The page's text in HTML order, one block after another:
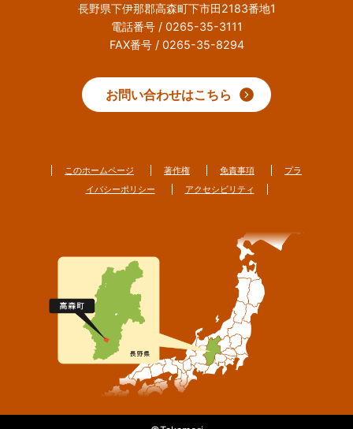
長野県下伊那郡高森町下市田2183番地1
電話番号 / 0265-35-3111
FAX番号 / 0265-35-8294
お問い合わせはこちら
このホームページ 著作権 免責事項
プラ
イバシーポリシー
アクセシビリティ